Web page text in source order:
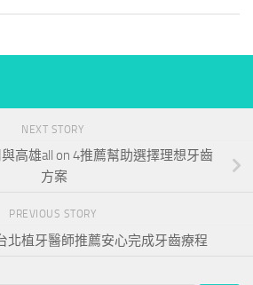
NEXT STORY
高雄all on 4推薦幫助選擇理想牙齒
方案
PREVIOUS STORY
北植牙醫師推薦安心完成牙齒療程